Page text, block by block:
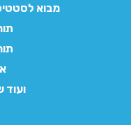
מבוא
ועוד